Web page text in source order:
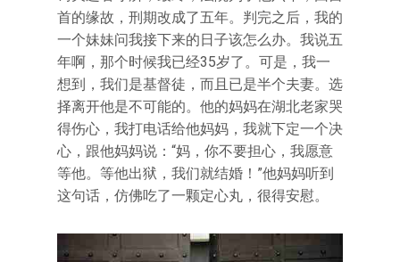
首的缘故，刑期改成了五年。判完之后，我的
一个妹妹问我接下来的日子该怎么办。我说五
年啊，那个时候我已经35岁了。可是，我一
想到，我们是基督徒，而且已是半个夫妻。选
择离开他是不可能的。他的妈妈在湖北老家哭
得伤心，我打电话给他妈妈，我就下定一个决
心，跟他妈妈说：“妈，你不要担心，我愿意
等他。等他出狱，我们就结婚！”他妈妈听到
这句话，仿佛吃了一颗定心丸，很得安慰。